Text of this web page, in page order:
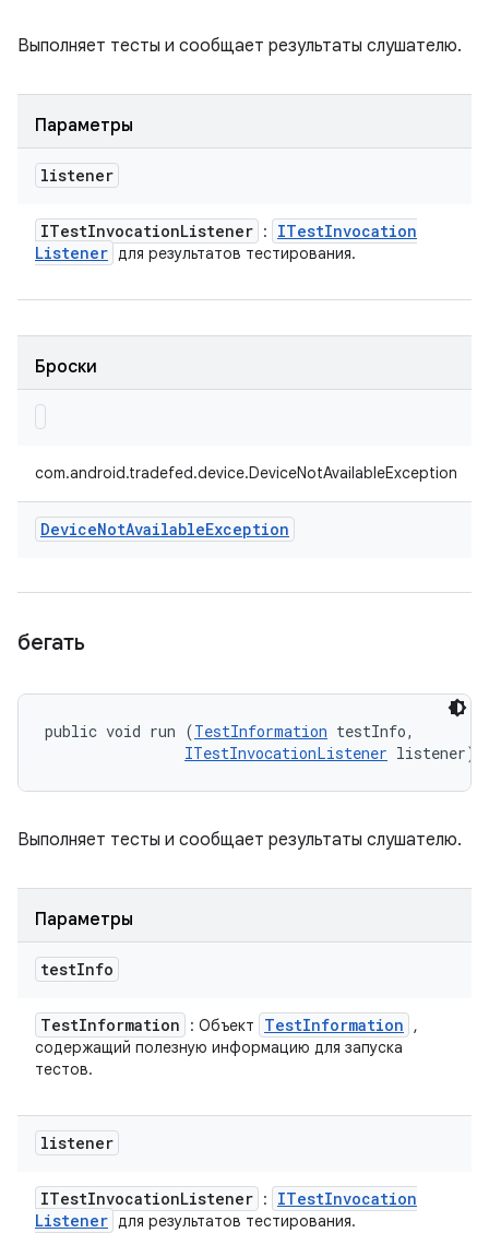
Выполняет тесты и сообщает результаты слушателю.
Параметры
listener
ITestInvocationListener : ITestInvocation
Listener для результатов тестирования.
Броски
com.android.tradefed.device.DeviceNotAvailableException
DeviceNotAvailableException
бегать
public void run (TestInformation testInfo,
ITestInvocationListener listener)
Выполняет тесты и сообщает результаты слушателю.
Параметры
testInfo
TestInformation : Объект TestInformation
,
содержащий полезную информацию для запуска
тестов.
listener
ITestInvocationListener : ITestInvocation
Listener для результатов тестирования.